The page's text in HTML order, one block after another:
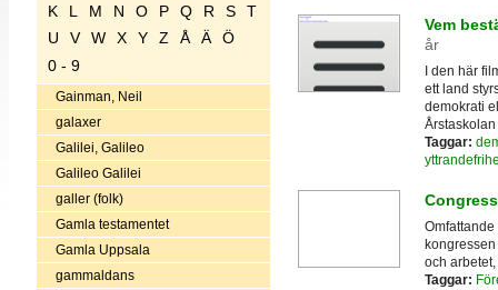
K
L M N O P Q R S
T
U
V W X Y Z Å Ä
Ö
0 - 9
Gainman, Neil
galaxer
Galilei, Galileo
Galileo Galilei
galler (folk)
Gamla testamentet
Gamla Uppsala
gammaldans
Vem
år
I den här
ett land
demokrati
Taggar:
och
Taggar: